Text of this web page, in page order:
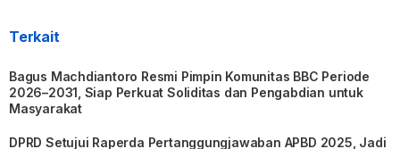
Terkait
Bagus Machdiantoro Resmi Pimpin Komunitas BBC Periode
2026–2031, Siap Perkuat Soliditas dan Pengabdian untuk
Masyarakat
DPRD Setujui Raperda Pertanggungjawaban APBD 2025, Jadi